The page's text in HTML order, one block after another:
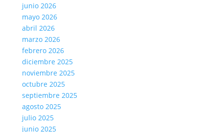
junio 2026
mayo 2026
abril 2026
marzo 2026
febrero 2026
diciembre 2025
noviembre 2025
octubre 2025
septiembre 2025
agosto 2025
julio 2025
junio 2025